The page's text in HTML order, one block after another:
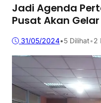
Jadi Agenda
Pusat Akan
31/05/2024•5 Dilihat•2